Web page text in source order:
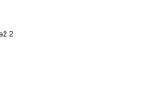
2